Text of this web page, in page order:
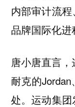
内部审计流
品牌国际化进
唐小唐直言，
耐克的
处。运动集